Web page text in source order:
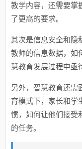
教学内容，还需要掌
了更高的要求。
其次是信息安全和隐
教师的信息数据，如
慧教育发展过程中亟
另外，智慧教育还需
育模式下，家长和学
惯，如何让他们接受
的任务。